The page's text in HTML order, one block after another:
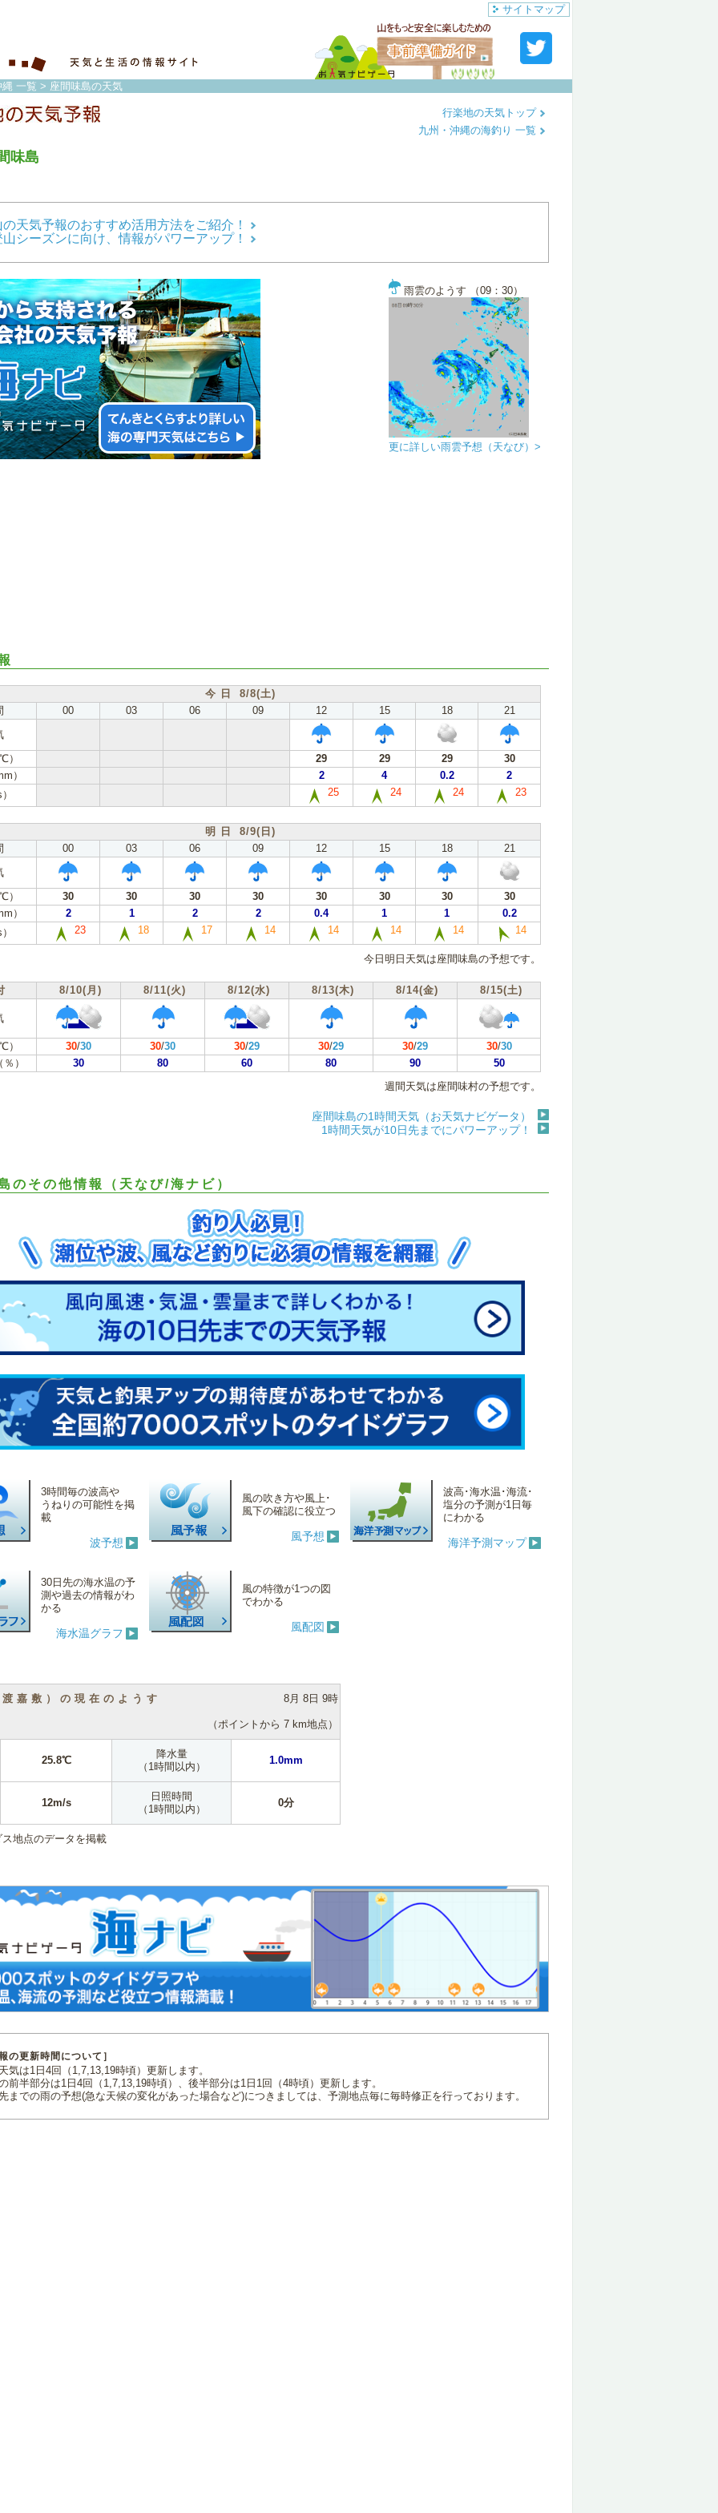
サイトマップ
一覧 > 座間味島の天気
味島
行楽地の天気トップ
九州・沖縄の海釣り 一覧
天気予報のおすすめ活用方法をご紹介！
シーズンに向け、情報がパワーアップ！
雨雲のようす （09：30）
更に詳しい雨雲予想（天なび）>
今 日 8/8(土)
00 03 06 09 12 15 18
21
29 29 29
30
）
2 4 0.2
2
25 24 24 23
明 日 8/9(日)
00 03 06 09 12 15 18
21
30 30 30 30 30 30 30
30
）
2 1 2 2 0.4 1 1
0.2
23 18 17 14 14 14 14 14
今日明日天気は座間味島の予想です。
8/10(月) 8/11(火) 8/12(水) 8/13(木) 8/14(金) 8/15(土)
30/30 30/30 30/29 30/29 30/29 30/30
）
30 80 60 80 90
50
週間天気は座間味村の予想です。
座間味島の1時間天気（お天気ナビゲータ）
1時間天気が10日先までにパワーアップ！
のその他情報（天なび/海ナビ）
3時間毎の波高や
うねりの可能性を掲
載
波予想
風の吹き方や風上･
風下の確認に役立つ
風予想
波高･海水温･海流･
塩分の予測が1日毎
にわかる
海洋予測マップ
30日先の海水温の予
測や過去の情報がわ
かる
海水温グラフ
風の特徴が1つの図
でわかる
風配図
嘉敷）の現在のようす 8月 8日 9時
（ポイントから 7 km地点）
25.8℃
降水量
（1時間以内）
1.0mm
12m/s
日照時間
（1時間以内）
0分
地点のデータを掲載
の更新時間について］
気は1日4回（1,7,13,19時頃）更新します。
前半部分は1日4回（1,7,13,19時頃）、後半部分は1日1回（4時頃）更新します。
までの雨の予想(急な天候の変化があった場合など)につきましては、予測地点毎に毎時修正を行っております。